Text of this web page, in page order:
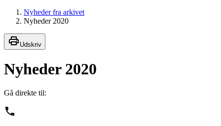
Nyheder fra arkivet
Nyheder 2020
Udskriv
Nyheder 2020
Gå direkte til: